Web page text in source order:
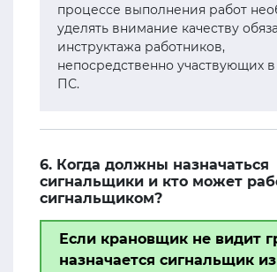
процессе выполнения работ
уделять внимание качеству
инструктажа работников,
непосредственно участвующих
ПС.
6. Когда должны назначаться
сигнальщики и кто может
сигнальщиком?
Если крановщик не видит
назначается сигнальщик